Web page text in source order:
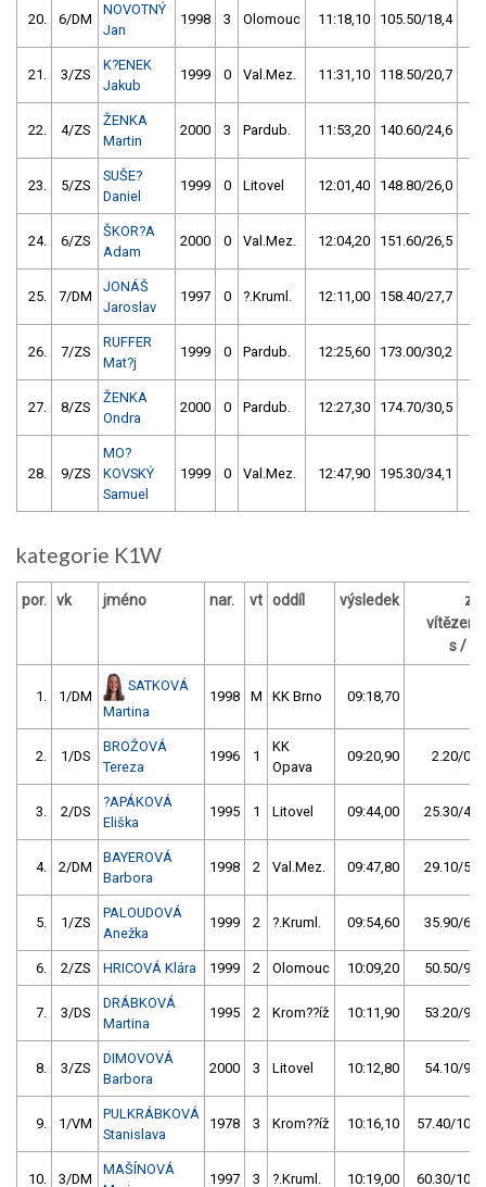
20. 6/DM
NOVOTNÝ
Jan
1998 3 Olomouc 11:18,10 105.50/18,4
21. 3/ZS
K?ENEK
Jakub
1999 0 Val.Mez. 11:31,10 118.50/20,7
22. 4/ZS
ŽENKA
Martin
2000 3 Pardub. 11:53,20 140.60/24,6
23. 5/ZS
SUŠE?
Daniel
1999 0 Litovel 12:01,40 148.80/26,0
24. 6/ZS
ŠKOR?A
Adam
2000 0 Val.Mez. 12:04,20 151.60/26,5
25. 7/DM
JONÁŠ
Jaroslav
1997 0 ?.Kruml. 12:11,00 158.40/27,7
26. 7/ZS
RUFFER
Mat?j
1999 0 Pardub. 12:25,60 173.00/30,2
27. 8/ZS
ŽENKA
Ondra
2000 0 Pardub. 12:27,30 174.70/30,5
28. 9/ZS
MO?
KOVSKÝ
Samuel
1999 0 Val.Mez. 12:47,90 195.30/34,1
kategorie K1W
por. vk jméno nar. vt oddíl výsledek
za
vítězem
s / %
1. 1/DM
SATKOVÁ
Martina
1998 M KK Brno 09:18,70
2. 1/DS
BROŽOVÁ
Tereza
1996 1
KK
Opava
09:20,90 2.20/0,4
3. 2/DS
?APÁKOVÁ
Eliška
1995 1 Litovel 09:44,00 25.30/4,5
4. 2/DM
BAYEROVÁ
Barbora
1998 2 Val.Mez. 09:47,80 29.10/5,2
5. 1/ZS
PALOUDOVÁ
Anežka
1999 2 ?.Kruml. 09:54,60 35.90/6,4
6. 2/ZS HRICOVÁ Klára 1999 2 Olomouc 10:09,20 50.50/9,0
7. 3/DS
DRÁBKOVÁ
Martina
1995 2 Krom??íž 10:11,90 53.20/9,5
8. 3/ZS
DIMOVOVÁ
Barbora
2000 3 Litovel 10:12,80 54.10/9,7
9. 1/VM
PULKRÁBKOVÁ
Stanislava
1978 3 Krom??íž 10:16,10 57.40/10,3
10. 3/DM
MAŠÍNOVÁ
1997 3 ?.Kruml. 10:19,00 60.30/10,8